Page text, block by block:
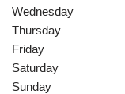
Wednesday
Thursday
Friday
Saturday
Sunday